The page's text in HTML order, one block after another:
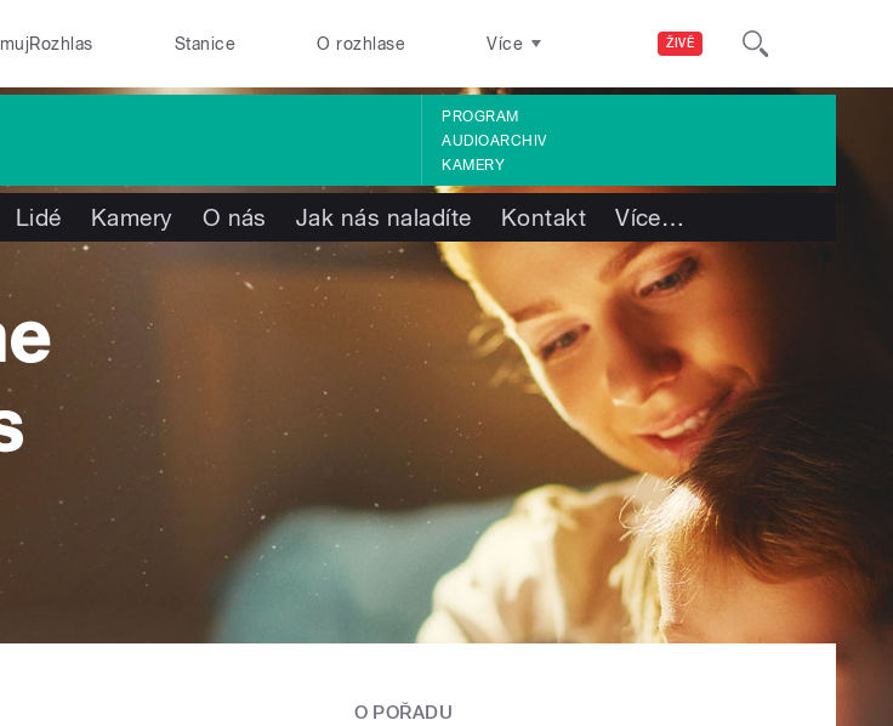
ŽIVĚ
mujRozhlas Stanice O rozhlase Více
PROGRAM
AUDIOARCHIV
KAMERY
Lidé Kamery O nás Jak nás naladíte Kontakt Více…
O POŘADU